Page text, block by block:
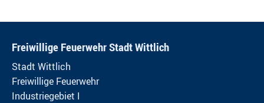
Freiwillige Feuerwehr Stadt Wittlich
Stadt Wittlich
Freiwillige Feuerwehr
Industriegebiet I